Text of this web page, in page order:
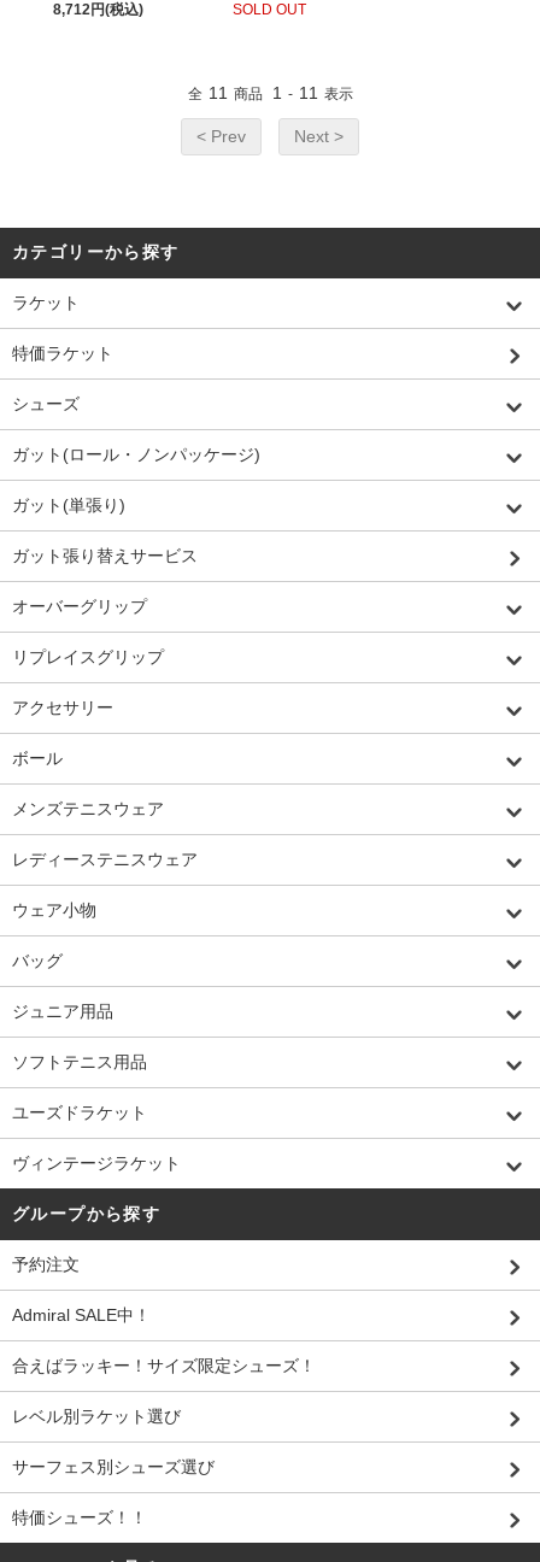
8,712円(税込)
SOLD OUT
全 11 商品 1 - 11 表示
< Prev Next >
カテゴリーから探す
ラケット
特価ラケット
シューズ
ガット(ロール・ノンパッケージ)
ガット(単張り)
ガット張り替えサービス
オーバーグリップ
リプレイスグリップ
アクセサリー
ボール
メンズテニスウェア
レディーステニスウェア
ウェア小物
バッグ
ジュニア用品
ソフトテニス用品
ユーズドラケット
ヴィンテージラケット
グループから探す
予約注文
Admiral SALE中！
合えばラッキー！サイズ限定シューズ！
レベル別ラケット選び
サーフェス別シューズ選び
特価シューズ！！